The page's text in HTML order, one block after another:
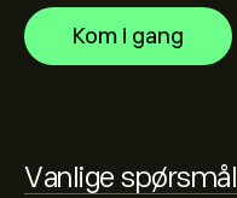
Kom i gang
Vanlige spørsmål